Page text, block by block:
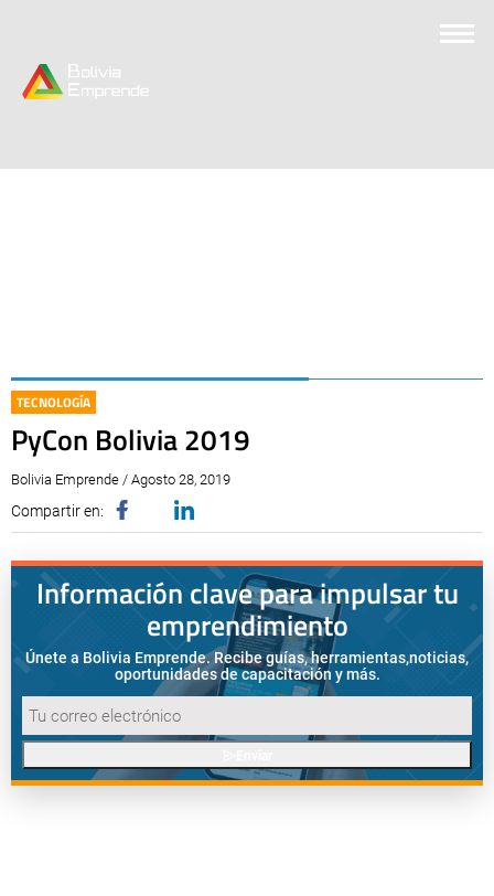
TECNOLOGÍA
PyCon Bolivia 2019
Bolivia Emprende / Agosto 28, 2019
Compartir en:
Información clave para impulsar tu
emprendimiento
Únete a Bolivia Emprende. Recibe guías, herramientas,noticias,
oportunidades de capacitación y más.